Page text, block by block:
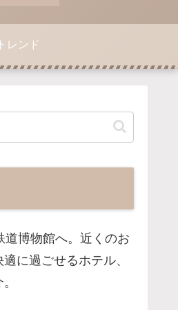
トレンド
道博物館へ。近くのお
に過ごせるホテル、